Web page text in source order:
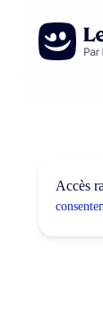
Aller au
Accès